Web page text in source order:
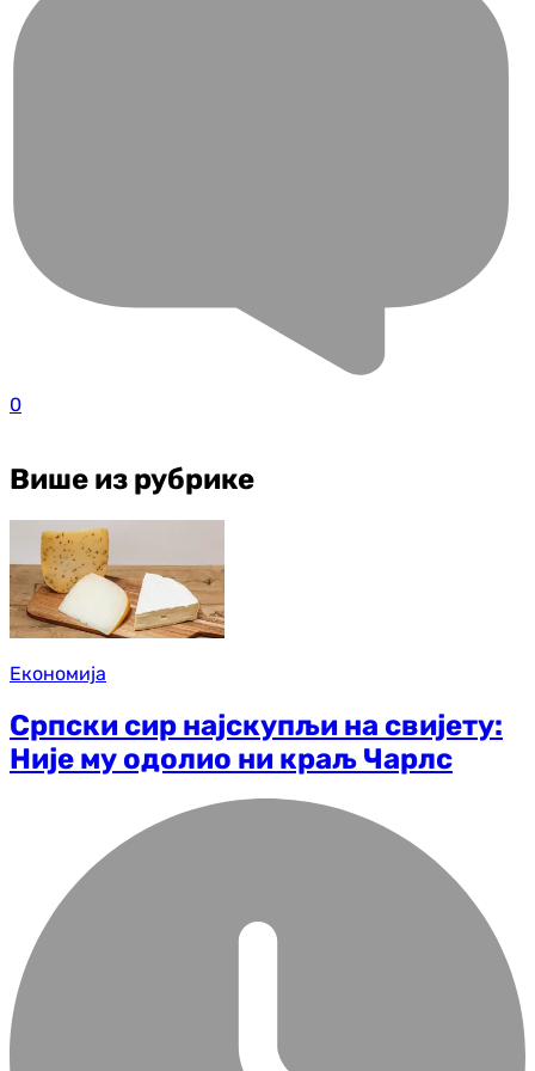
0
Више из рубрике
Економија
Српски сир најскупљи на свијету:
Није му одолио ни краљ Чарлс